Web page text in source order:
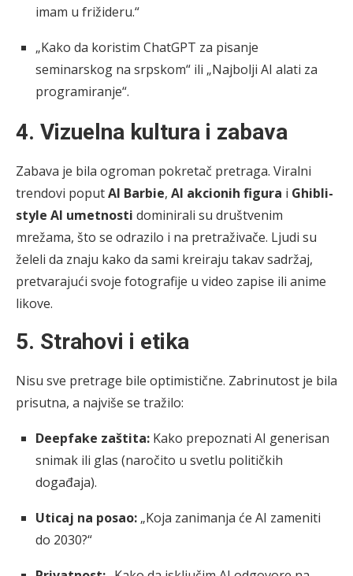
imam u frižideru.“
„Kako da koristim ChatGPT za pisanje
seminarskog na srpskom“ ili „Najbolji AI alati za
programiranje“.
4. Vizuelna kultura i zabava
Zabava je bila ogroman pokretač pretraga. Viralni
trendovi poputAI Barbie, AI akcionih figura i Ghibli-
style AI umetnosti dominirali su društvenim
mrežama, što se odrazilo i na pretraživače. Ljudi su
želeli da znaju kako da sami kreiraju takav sadržaj,
pretvarajući svoje fotografije u video zapise ili anime
likove.
5. Strahovi i etika
Nisu sve pretrage bile optimistične. Zabrinutost je bila
prisutna, a najviše se tražilo:
Deepfake zaštita: Kako prepoznati AI generisan
snimak ili glas (naročito u svetlu političkih
događaja).
Uticaj na posao: „Koja zanimanja će AI zameniti
do 2030?“